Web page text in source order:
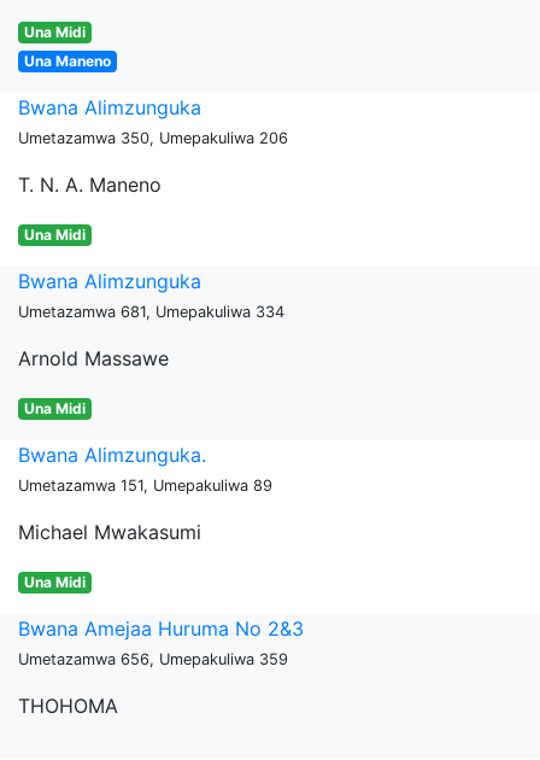
Una Midi
Una Maneno
Bwana Alimzunguka
Umetazamwa 350, Umepakuliwa 206
T. N. A. Maneno
Una Midi
Bwana Alimzunguka
Umetazamwa 681, Umepakuliwa 334
Arnold Massawe
Una Midi
Bwana Alimzunguka.
Umetazamwa 151, Umepakuliwa 89
Michael Mwakasumi
Una Midi
Bwana Amejaa Huruma No 2&3
Umetazamwa 656, Umepakuliwa 359
THOHOMA